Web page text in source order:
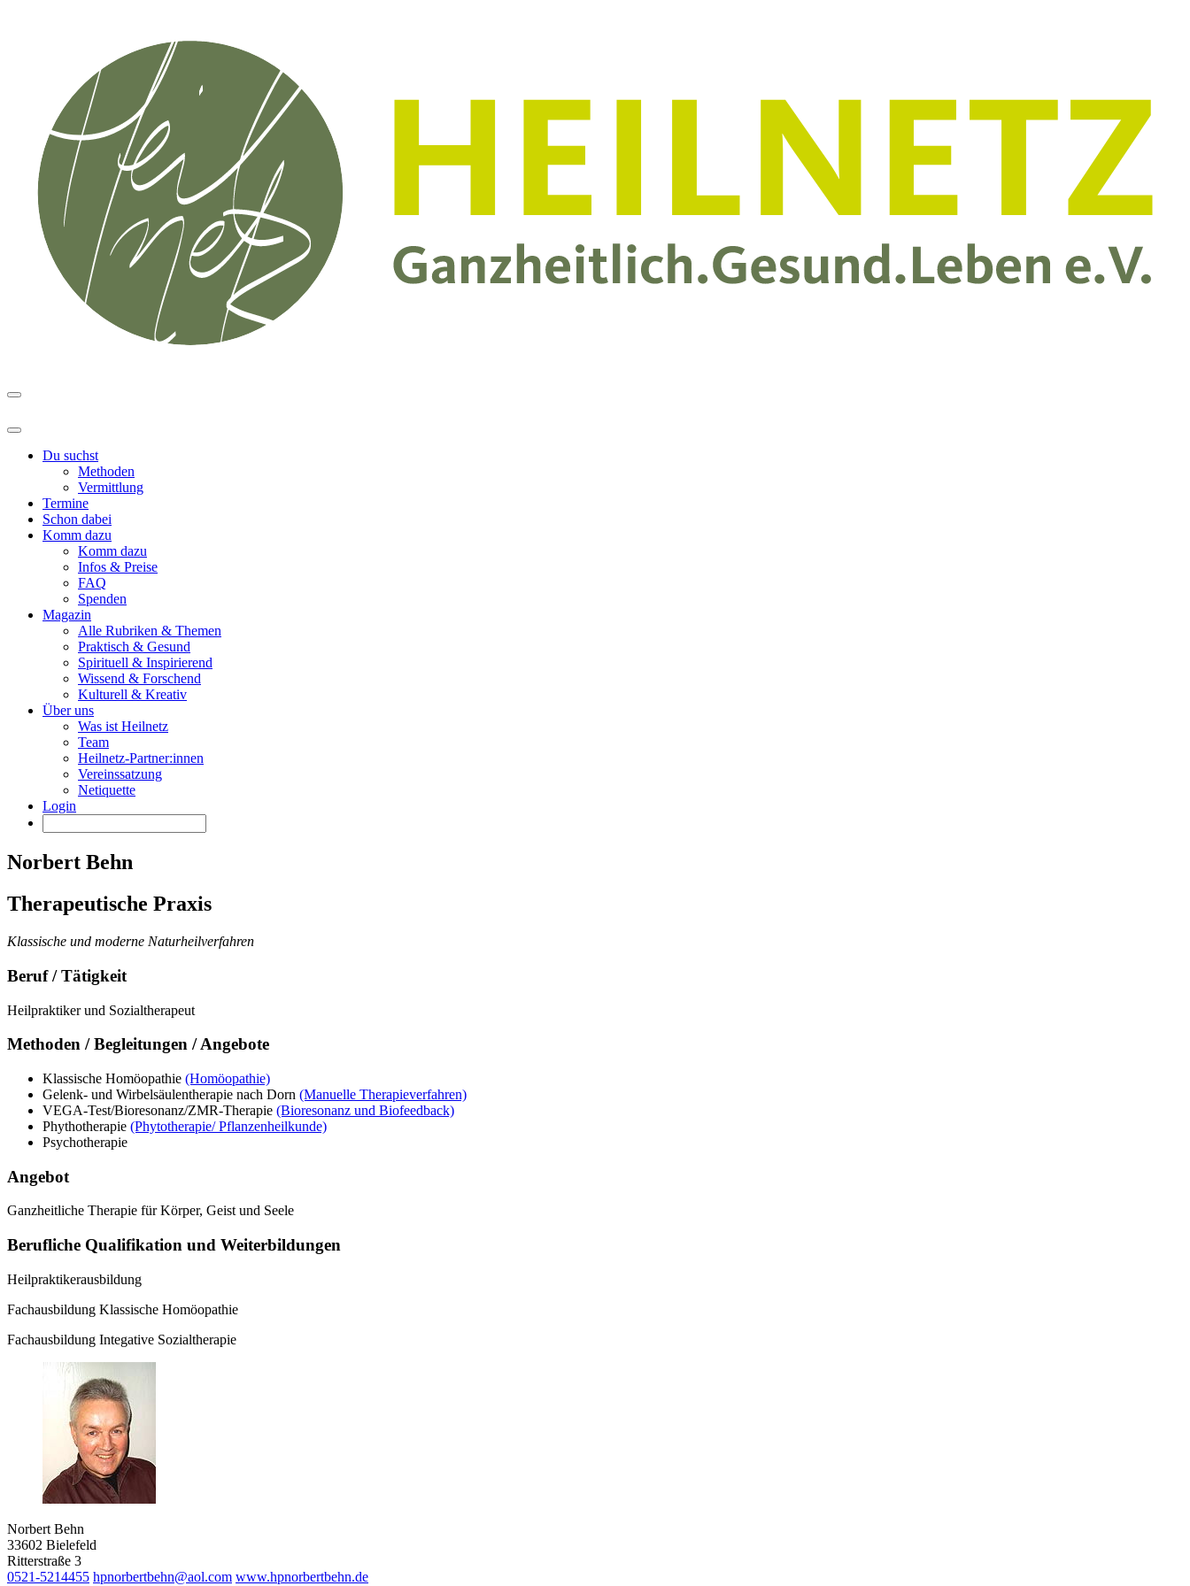
Du suchst
Methoden
Vermittlung
Termine
Schon dabei
Komm dazu
Komm dazu
Infos & Preise
FAQ
Spenden
Magazin
Alle Rubriken & Themen
Praktisch & Gesund
Spirituell & Inspirierend
Wissend & Forschend
Kulturell & Kreativ
Über uns
Was ist Heilnetz
Team
Heilnetz-Partner:innen
Vereinssatzung
Netiquette
Login
Norbert Behn
Therapeutische Praxis
Klassische und moderne Naturheilverfahren
Beruf / Tätigkeit
Heilpraktiker und Sozialtherapeut
Methoden / Begleitungen / Angebote
Klassische Homöopathie (Homöopathie)
Gelenk- und Wirbelsäulentherapie nach Dorn (Manuelle Therapieverfahren)
VEGA-Test/Bioresonanz/ZMR-Therapie (Bioresonanz und Biofeedback)
Phythotherapie (Phytotherapie/ Pflanzenheilkunde)
Psychotherapie
Angebot
Ganzheitliche Therapie für Körper, Geist und Seele
Berufliche Qualifikation und Weiterbildungen
Heilpraktikerausbildung
Fachausbildung Klassische Homöopathie
Fachausbildung Integative Sozialtherapie
Norbert Behn
33602 Bielefeld
Ritterstraße 3
0521-5214455 hpnorbertbehn@aol.com www.hpnorbertbehn.de